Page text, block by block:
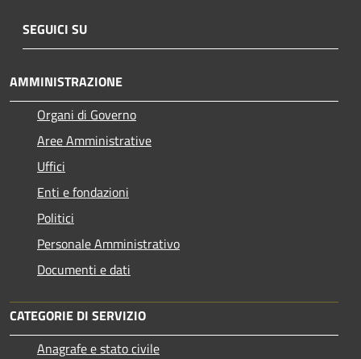
SEGUICI SU
AMMINISTRAZIONE
Organi di Governo
Aree Amministrative
Uffici
Enti e fondazioni
Politici
Personale Amministrativo
Documenti e dati
CATEGORIE DI SERVIZIO
Anagrafe e stato civile